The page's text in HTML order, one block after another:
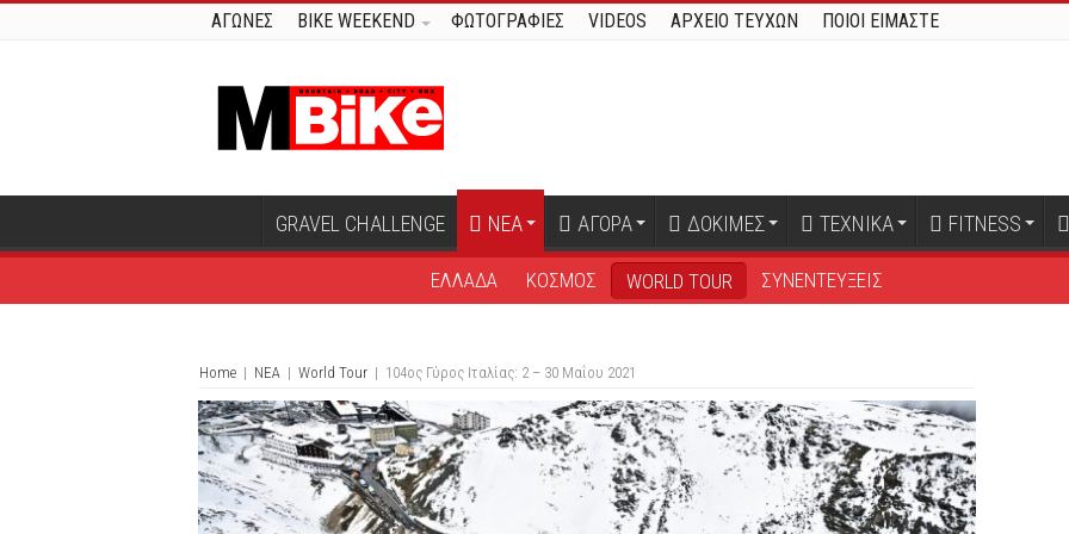
ΑΓΩΝΕΣ BIKE WEEKEND ΦΩΤΟΓΡΑΦΙΕΣ VIDEOS ΑΡΧΕΙΟ ΤΕΥΧΩΝ ΠΟΙΟΙ ΕΙΜΑΣΤΕ
GRAVEL CHALLENGE ΝΕΑ ΑΓΟΡΑ ΔΟΚΙΜΕΣ ΤΕΧΝΙΚΑ FITNESS
ΕΛΛΑΔΑ ΚΟΣΜΟΣ WORLD TOUR ΣΥΝΕΝΤΕΥΞΕΙΣ
Home | ΝΕΑ | World Tour | 104ος Γύρος Ιταλίας: 2 – 30 Μαΐου 2021